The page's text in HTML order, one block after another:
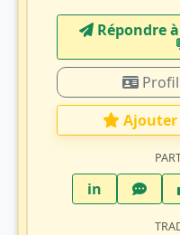
Répondre
inLinkedIn